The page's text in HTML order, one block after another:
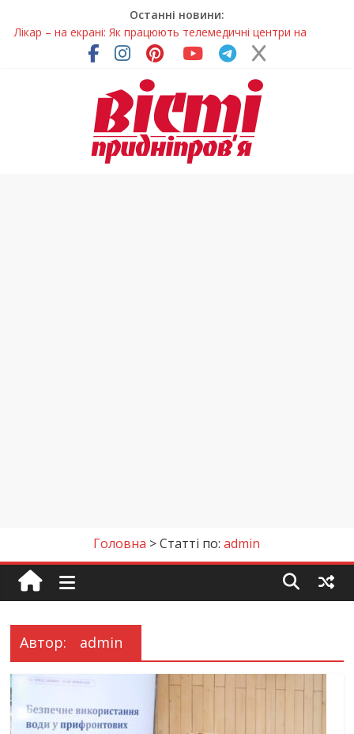
Останні новини:
Лікар – на екрані: Як працюють телемедичні центри на
Дніпропетровщині
У Дніпрі триває масштабна підготовка до опалювального
Пошуки тривають: на Дніпропетровщині досліджують місце
розташування легендарного монастиря (Фото)
Ветерани Дніпропетровщини отримують шанс на власне
Головна >Статті по:admin
Автор: admin